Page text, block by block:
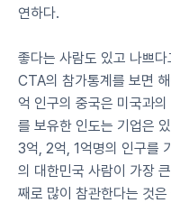
연하다.
좋다는 사람도 있고 나쁘
CTA의 참가통계를 보면
억 인구의 중국은 미국과
를 보유한 인도는 기업은
3억, 2억, 1억명의 인구를
의 대한민국 사람이 가장
째로 많이 참관한다는 것